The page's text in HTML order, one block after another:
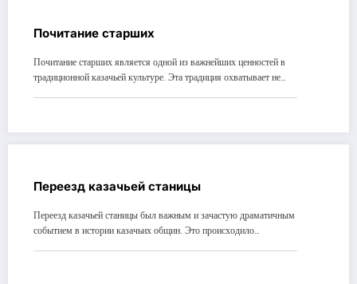
Почитание старших
Почитание старших является одной из важнейших ценностей в
традиционной казачьей культуре. Эта традиция охватывает не…
Переезд казачьей станицы
Переезд казачьей станицы был важным и зачастую драматичным
событием в истории казачьих общин. Это происходило…